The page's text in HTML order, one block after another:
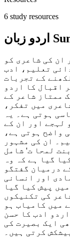
6 study resources
اردو زبان
ان کی شاعری کو
تعلیم، ادب
کے تجربات
اقبال کا اردو
ممتاز شاعر کے
میں تفکر،
ہوتی ہے۔ یہ
لہجے اور ان کے
واضح ہوتی ہے،
ان کی مشہور
لمحا ت' شامل
گیا ہے کہ وہ
درمیان گفتگو
اور انسانی
پیش کیا گیا
کی تکنیکوں
میں کامیاب ہو
ادب کا حسن
ایک بصیرت کی
کرتی ہیں۔